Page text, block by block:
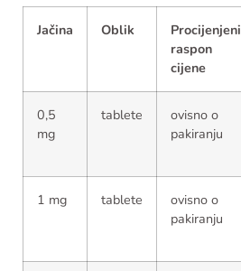
Jačina Oblik
Procijenjeni
raspon
cijene
0,5
mg
tablete
ovisno o
pakiranju
1 mg tablete
ovisno o
pakiranju